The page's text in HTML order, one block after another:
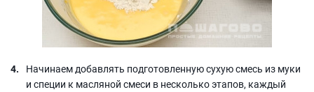
Начинаем добавлять подготовленную сухую смесь из муки
и специи к масляной смеси в несколько этапов, каждый